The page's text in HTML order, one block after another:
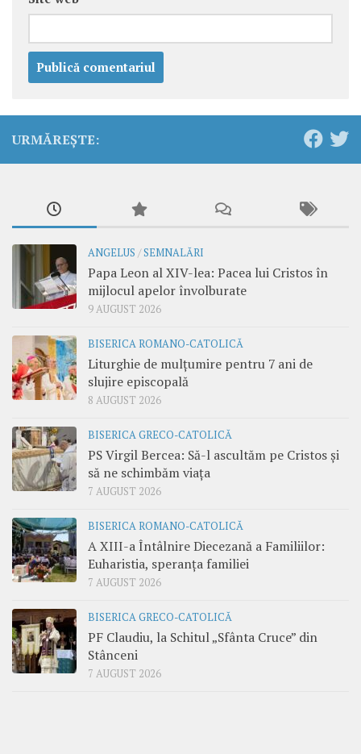
URMĂREȘTE:
ANGELUS /SEMNALĂRI
Papa Leon al XIV-lea: Pacea lui Cristos în
mijlocul apelor învolburate
9 AUGUST 2026
BISERICA ROMANO-CATOLICĂ
Liturghie de mulțumire pentru 7 ani de
slujire episcopală
8 AUGUST 2026
BISERICA GRECO-CATOLICĂ
PS Virgil Bercea: Să-l ascultăm pe Cristos și
să ne schimbăm viața
7 AUGUST 2026
BISERICA ROMANO-CATOLICĂ
A XIII-a Întâlnire Diecezană a Familiilor:
Euharistia, speranța familiei
7 AUGUST 2026
BISERICA GRECO-CATOLICĂ
PF Claudiu, la Schitul „Sfânta Cruce” din
Stânceni
7 AUGUST 2026